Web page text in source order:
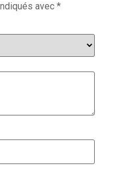
avec *